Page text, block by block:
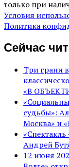
только при
Условия
Политика
Сейчас
Три грани
«В
судьбы»:
Москва» и
Андрей
12 июня